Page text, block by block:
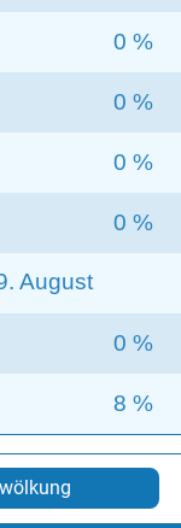
0 %
0 %
0 %
0 %
August
0 %
8 %